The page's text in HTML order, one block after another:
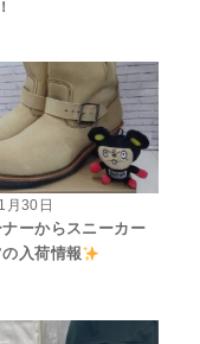
月30日
ーからスニーカー
入荷情報